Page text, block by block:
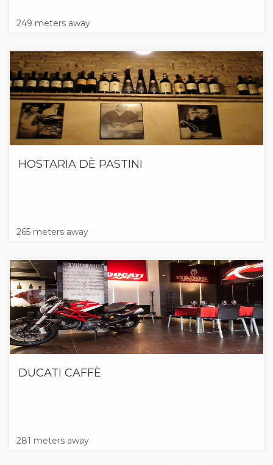
249 meters away
HOSTARIA DÈ PASTINI
265 meters away
DUCATI CAFFÈ
281 meters away